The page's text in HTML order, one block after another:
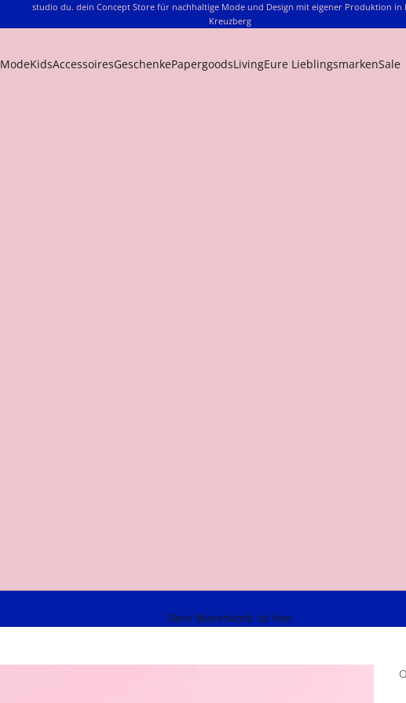
studio du. dein Concept Store für nachhaltige Mode und Design mit eigener Produktion in
Kreuzberg
ModeKidsAccessoiresGeschenkePapergoodsLivingEure LieblingsmarkenSale
Dein Warenkorb ist leer